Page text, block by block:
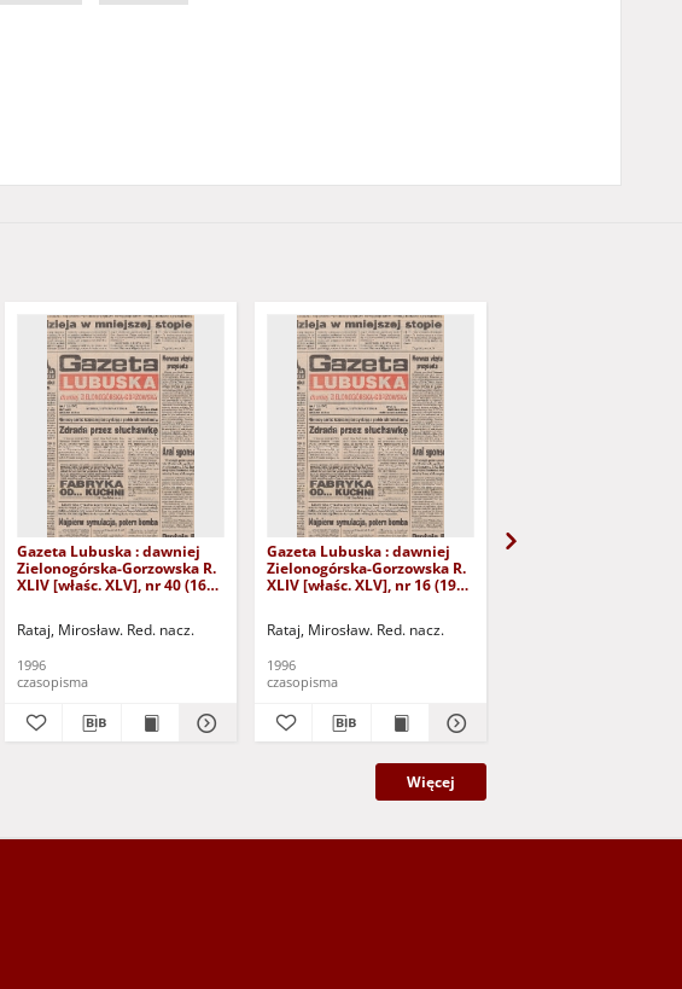
Gazeta Lubuska : dawniej
Zielonogórska-Gorzowska R.
XLIV [właśc. XLV], nr 40 (16
Rataj, Mirosław. Red. nacz.
1996
czasopisma
Gazeta Lubuska : dawniej
Zielonogórska-Gorzowska R.
XLIV [właśc. XLV], nr 16 (19
Rataj, Mirosław. Red. nacz.
1996
czasopisma
Więcej